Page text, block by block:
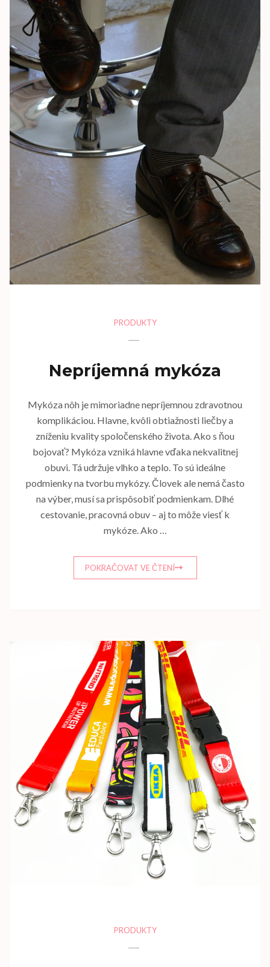
PRODUKTY
Nepríjemná mykóza
Mykóza nôh je mimoriadne nepríjemnou zdravotnou
komplikáciou. Hlavne, kvôli obtiažnosti liečby a
zníženiu kvality spoločenského života. Ako s ňou
bojovať? Mykóza vzniká hlavne vďaka nekvalitnej
obuvi. Tá udržuje vlhko a teplo. To sú ideálne
podmienky na tvorbu mykózy. Človek ale nemá často
na výber, musí sa prispôsobiť podmienkam. Dlhé
cestovanie, pracovná obuv – aj to môže viesť k
mykóze. Ako …
POKRAČOVAT VE ČTENÍ
PRODUKTY